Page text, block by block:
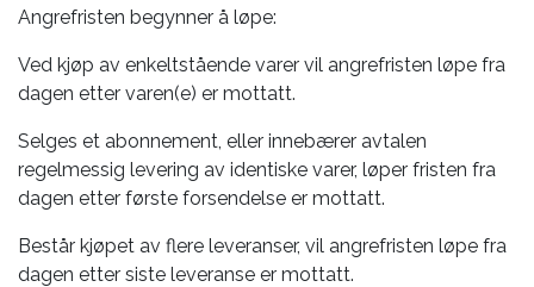
Angrefristen begynner å løpe:
Ved kjøp av enkeltstående varer vil angrefristen løpe fra
dagen etter varen(e) er mottatt.
Selges et abonnement, eller innebærer avtalen
regelmessig levering av identiske varer, løper fristen fra
dagen etter første forsendelse er mottatt.
Består kjøpet av flere leveranser, vil angrefristen løpe fra
dagen etter siste leveranse er mottatt.